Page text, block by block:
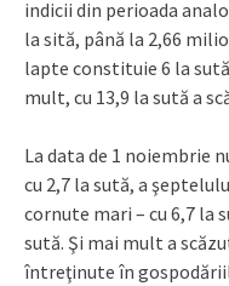
indicii din perioada
la sită, până la 2,66
lapte constituie 6 la
mult, cu 13,9 la sută a
La data de 1 noiembrie
cu 2,7 la sută, a
cornute mari – cu 6,7 la
sută. Şi mai mult a
întreţinute în